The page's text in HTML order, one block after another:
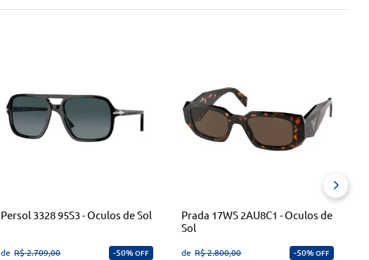
Persol 3328 95S3 - Oculos de Sol
de R$ 2.709,00 50%OFF
Prada 17WS 2AU8C1 - Oculos de
Sol
de R$ 2.800,00 50%OFF